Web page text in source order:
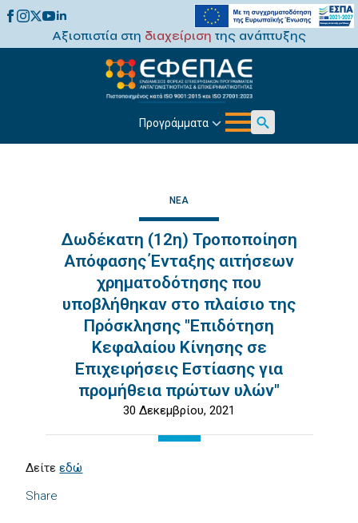
Αξιοπιστία στη διαχείριση της ανάπτυξης
Προγράμματα
Search
ΝΈΑ
Δωδέκατη (12η) Τροποποίηση
Απόφασης Ένταξης αιτήσεων
χρηματοδότησης που
υποβλήθηκαν στο πλαίσιο της
Πρόσκλησης "Επιδότηση
Κεφαλαίου Κίνησης σε
Επιχειρήσεις Εστίασης για
προμήθεια πρώτων υλών"
30 Δεκεμβρίου, 2021
Share
Δείτεεδώ